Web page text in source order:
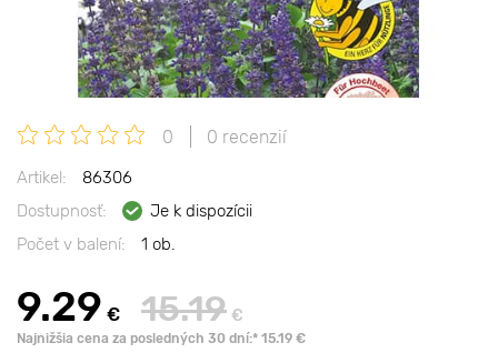
0 0 recenzií
Artikel:
86306
Dostupnosť:
Je k dispozícii
Počet v balení:
1 ob.
9.29 € 15.19 €
Najnižšia cena za posledných 30 dní:* 15.19 €